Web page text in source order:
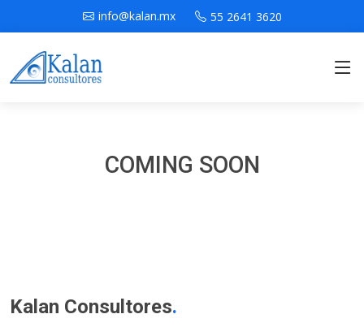
info@kalan.mx 55 2641 3620
COMING SOON
Kalan Consultores.